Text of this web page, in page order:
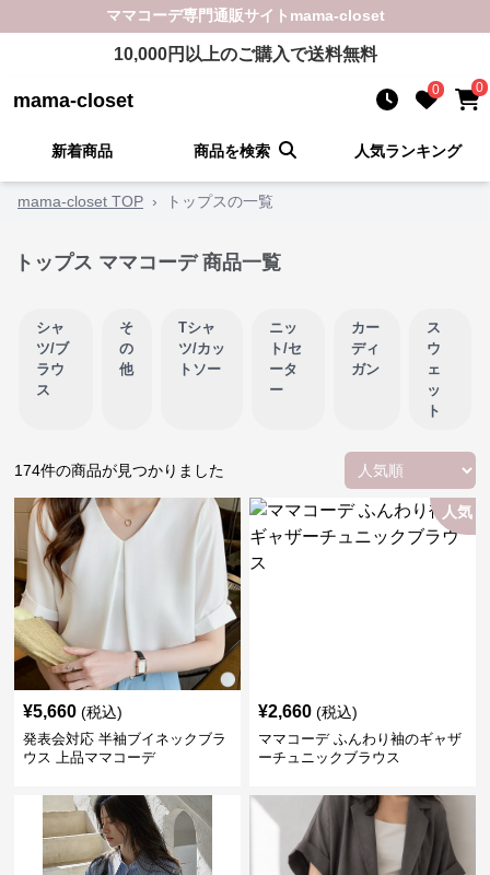
ママコーデ専門通販サイト mama-closet
10,000円以上のご購入で送料無料
mama-closet 0 0
新着商品 商品を検索 人気ランキング
mama-closet TOP › トップスの一覧
トップス ママコーデ 商品一覧
シャ
ツ/ブ
ラウ
ス
そ
の
他
Tシャ
ツ/カッ
トソー
ニッ
ト/セ
ータ
ー
カー
ディ
ガン
ス
ウ
ェ
ッ
ト
174件の商品が見つかりました
¥5,660 (税込)
発表会対応 半袖ブイネックブラ
ウス 上品ママコーデ
人気
¥2,660 (税込)
ママコーデ ふんわり袖のギャザ
ーチュニックブラウス